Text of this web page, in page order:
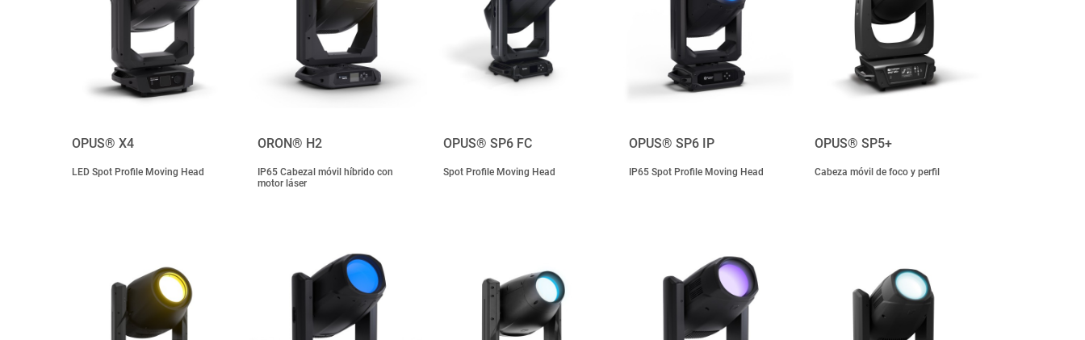
OPUS® X4
LED Spot Profile Moving Head
ORON® H2
IP65 Cabezal móvil híbrido con
motor láser
OPUS® SP6 FC
Spot Profile Moving Head
OPUS® SP6 IP
IP65 Spot Profile Moving Head
OPUS® SP5+
Cabeza móvil de foco y perfil